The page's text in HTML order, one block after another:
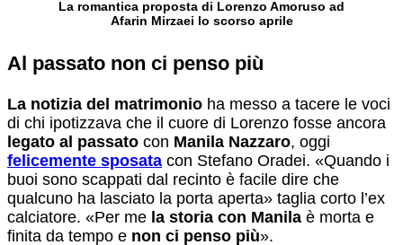
La romantica proposta di Lorenzo Amoruso ad
Afarin Mirzaei lo scorso aprile
Al passato non ci penso più
La notizia del matrimonio ha messo a tacere le voci
di chi ipotizzava che il cuore di Lorenzo fosse ancora
legato al passato con Manila Nazzaro, oggi
felicemente sposata con Stefano Oradei. «Quando i
buoi sono scappati dal recinto è facile dire che
qualcuno ha lasciato la porta aperta» taglia corto l’ex
calciatore. «Per me la storia con Manila è morta e
finita da tempo e non ci penso più».